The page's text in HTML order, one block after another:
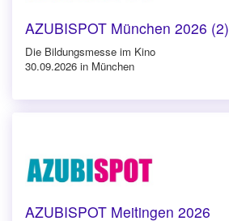
AZUBISPOT München 2026 (2)
Die Bildungsmesse im Kino
30.09.2026 in München
AZUBISPOT Meitingen 2026